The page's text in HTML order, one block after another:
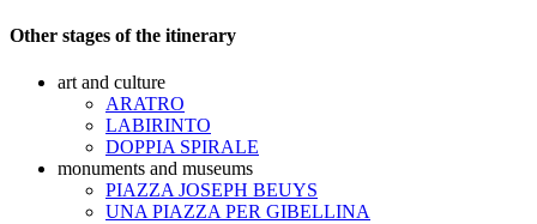
Other stages of the itinerary
art and culture
ARATRO
LABIRINTO
DOPPIA SPIRALE
monuments and museums
PIAZZA JOSEPH BEUYS
UNA PIAZZA PER GIBELLINA